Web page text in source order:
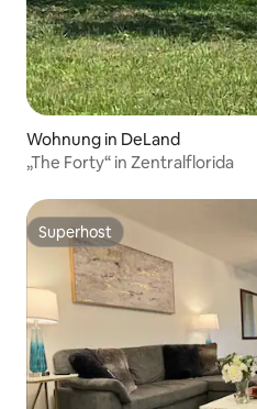
Wohnung in DeLand
„The Forty“ in Zentralflorida
Superhost
Superhost